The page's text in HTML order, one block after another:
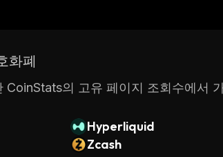
화폐
CoinStats의 고유 페이지 조회수에서
Hyperliquid
Zcash